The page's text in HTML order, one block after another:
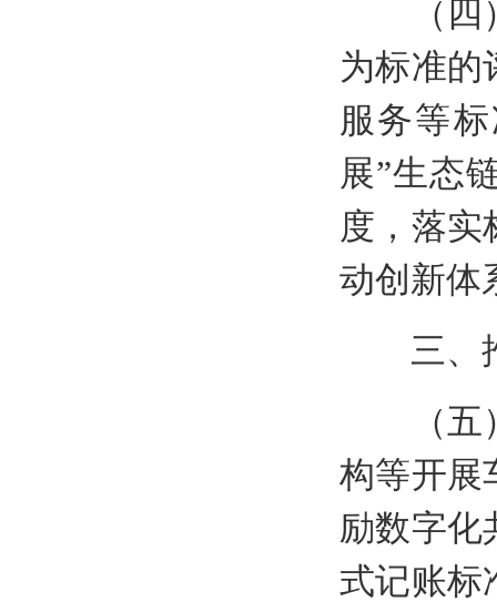
（四）
为标准的
服务等
展”生态
度，落实
动创新体
三、推
（五）
构等开展
励数字化
式记账标